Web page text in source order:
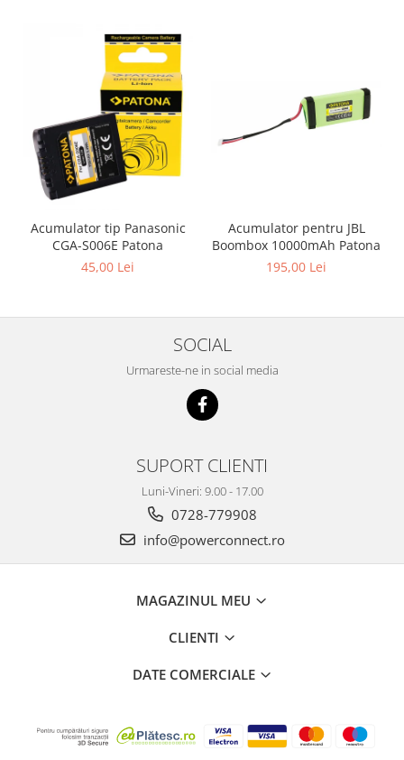
Acumulator tip Panasonic
CGA-S006E Patona
45,00 Lei
Acumulator pentru JBL
Boombox 10000mAh Patona
195,00 Lei
SOCIAL
Urmareste-ne in social media
SUPORT CLIENTI
Luni-Vineri: 9.00 - 17.00
0728-779908
info@powerconnect.ro
MAGAZINUL MEU
CLIENTI
DATE COMERCIALE